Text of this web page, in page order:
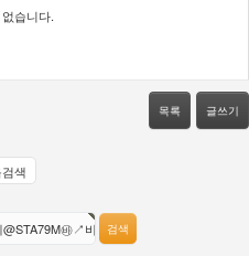
습니다.
목록 글쓰기
색